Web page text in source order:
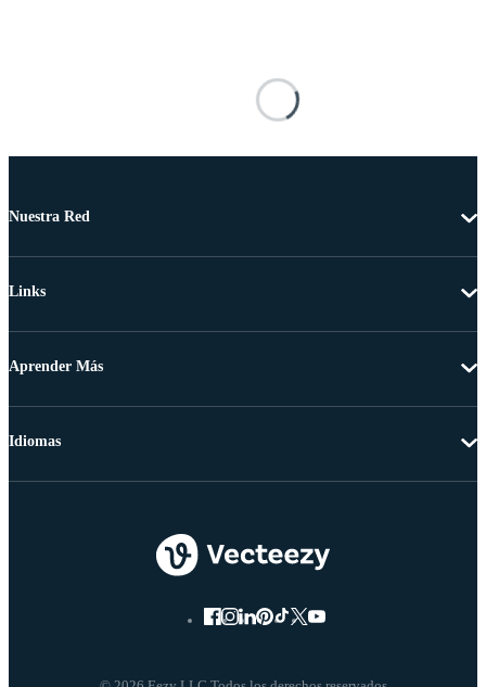
Nuestra Red
Links
Aprender Más
Idiomas